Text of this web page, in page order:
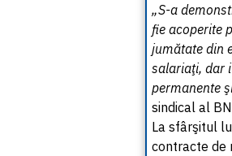
„S-a
fie acoperite
jumătate din
salariaţi, dar
permanente
sindical al
La sfârşitul
contracte de